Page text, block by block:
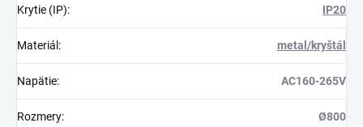
Krytie (IP): IP20
Materiál : metal/kryštál
Napätie: AC160-265V
Rozmery: Ø800